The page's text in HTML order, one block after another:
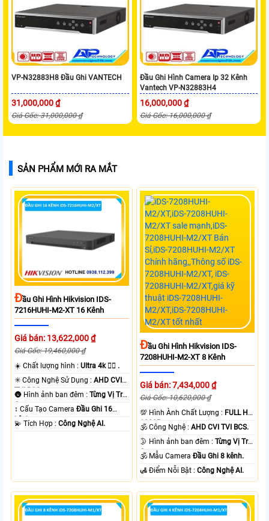
VP-N32883H8 Đầu Ghi VANTECH
31,000,000 ₫
Giá Gốc: 31,000,000 ₫
Đầu Ghi Hình Camera Ip 32 Kênh
Vantech VP-N32883H4
16,000,000 ₫
Giá Gốc: 16,000,000 ₫
SẢN PHẨM MỚI RA MẮT
ĐẦu Ghi Hình Hikvision IDS-
7216HUHI-M2-XT 16 Kênh
Giá bán: 13,622,000 ₫
Giá Gốc: 19,460,000 ₫
☀️ Chất lượng hình :Ultra 4k 👍🏾 .
✳️ Công Nghệ Sử Dụng :AHD CVI
TVI BCS.
🌚 Hình ảnh ban đêm :Từng Vị Trí
Camera .
↕️ Cấu Tạo CameraĐầu Ghi 16
kênh.
️💫 Tích Hợp :Công Nghệ AI.
ĐẦu Ghi Hình Hikvision IDS-
7208HUHI-M2-XT 8 Kênh
Giá bán: 7,434,000 ₫
Giá Gốc: 10,620,000 ₫
💯 Hình Ành Chất Lượng : FULL HD
1080P .
🕉️ Công Nghệ :AHD CVI TVI BCS.
🌛 Hình ảnh ban đêm :Từng Vị Trí
Camera .
🕉️ Mẫu CameraĐầu Ghi 8 kênh.
️🛃 Điểm Nỗi Bật :Công Nghệ AI.